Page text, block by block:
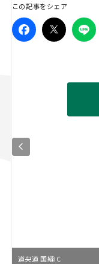
この記事をシェア
道央道 国縫IC
Series
Campaign
スズキ ジムニー｜